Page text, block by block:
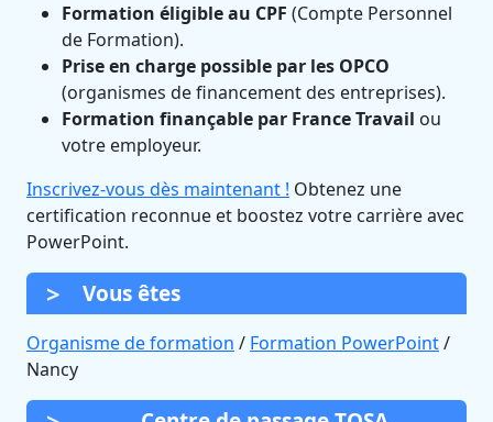
Formation éligible au CPF (Compte Personnel
de Formation).
Prise en charge possible par les OPCO
(organismes de financement des entreprises).
Formation finançable par France Travail ou
votre employeur.
Inscrivez-vous dès maintenant ! Obtenez une
certification reconnue et boostez votre carrière avec
PowerPoint.
Vous êtes
Organisme de formation / Formation PowerPoint/
Nancy